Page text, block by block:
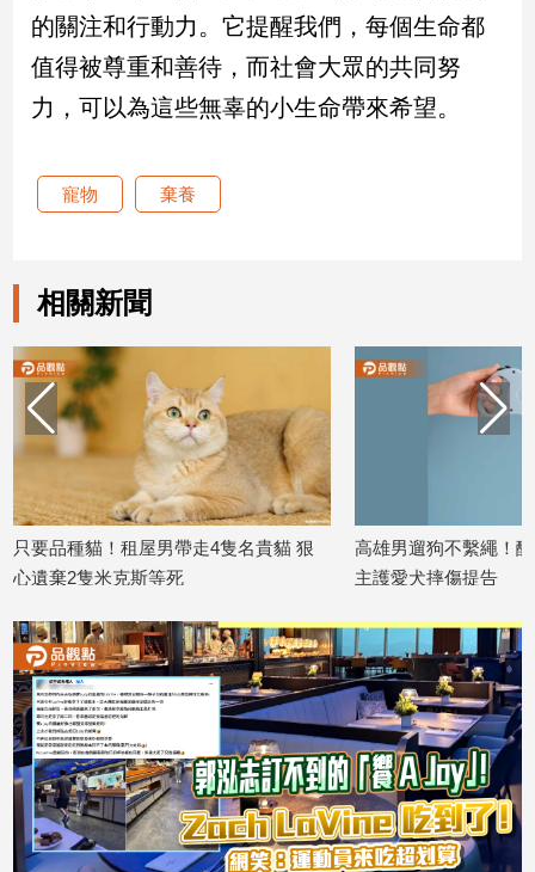
尚
追
星
生
活
築/
室
內
設
計
旅
遊/
食
星
座/
命
理
消
費
健
康/
親
子/
感
情
的關注和行動力。它提醒我們，每個生命都
值得被尊重和善待，而社會大眾的共同努
力，可以為這些無辜的小生命帶來希望。
寵物 棄養
相關新聞
隻名貴貓 狠
高雄男遛狗不繫繩！釀2次流血衝突 飼
主護愛犬摔傷提告
未繫
鄰居